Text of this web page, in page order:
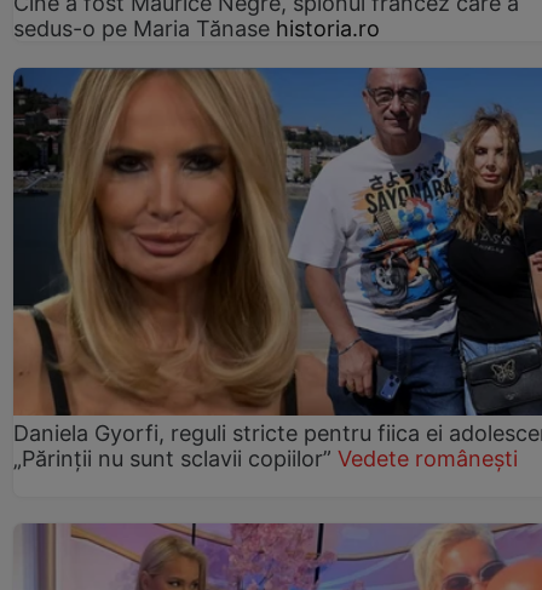
sedus-o pe Maria Tănase historia.ro
Daniela Gyorfi, reguli stricte pentru fiica ei
„Părinții nu sunt sclavii copiilor” Vedete românești